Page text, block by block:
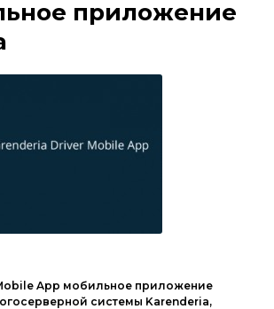
приложение
App мобильное приложение
системы Karenderia,
Joomla
Другие CMS